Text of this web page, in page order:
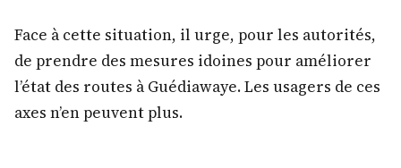
Face à cette situation, il urge, pour les autorités,
de prendre des mesures idoines pour améliorer
l’état des routes à Guédiawaye. Les usagers de ces
axes n’en peuvent plus.